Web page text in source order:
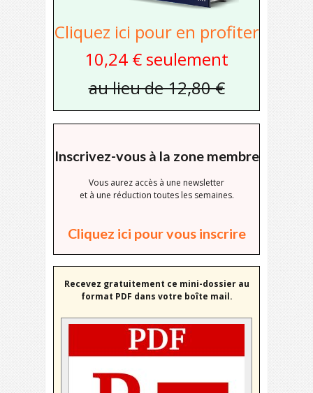
Cliquez ici pour en profiter
10,24 € seulement
au lieu de 12,80 €
Inscrivez-vous à la zone membre
Vous aurez accès à une newsletter
et à une réduction toutes les semaines.
Cliquez ici pour vous inscrire
Recevez gratuitement ce mini-dossier au
format PDF dans votre boîte mail.